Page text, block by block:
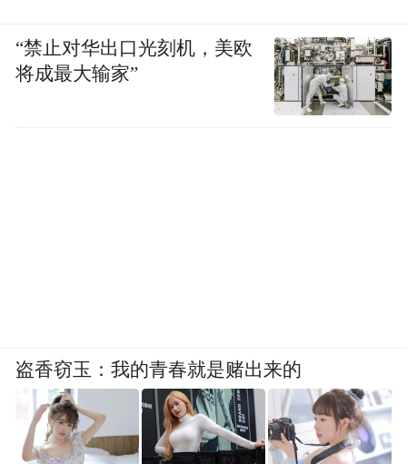
“禁止对华出口光刻机，美欧
将成最大输家”
盗香窃玉：我的青春就是赌出来的